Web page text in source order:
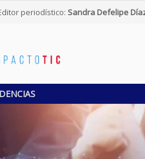
periodístico: Sandra Defelipe